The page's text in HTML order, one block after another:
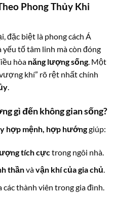
Phong Thủy Khi
đặc biệt là phong cách Á
yếu tố tâm linh mà còn đóng
hòa năng lượng sống. Một
khí” rõ rệt nhất chính
.
gì đến không gian sống?
hợp mệnh, hợp hướnggiúp:
tích cựctrong ngôi nhà.
thầnvàvận khí của gia chủ.
thành viên trong gia đình.